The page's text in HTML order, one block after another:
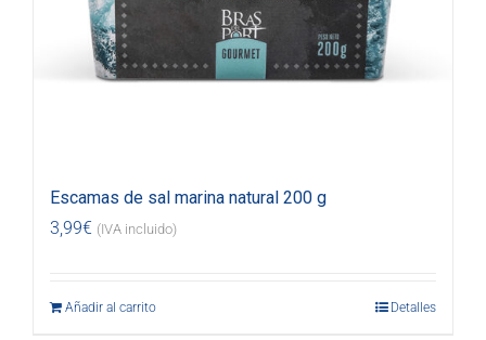
Escamas de sal marina natural 200 g
3,99€ (IVA incluido)
Añadir al carrito Detalles